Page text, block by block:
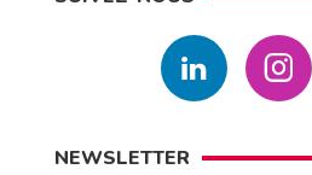
NEWSLETTER